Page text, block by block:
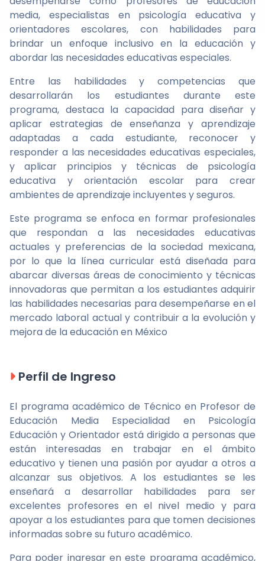
media, especialistas en psicología educativa y
orientadores escolares, con habilidades para
brindar un enfoque inclusivo en la educación y
abordar las necesidades educativas especiales.
Entre las habilidades y competencias que
desarrollarán los estudiantes durante este
programa, destaca la capacidad para diseñar y
aplicar estrategias de enseñanza y aprendizaje
adaptadas a cada estudiante, reconocer y
responder a las necesidades educativas especiales,
y aplicar principios y técnicas de psicología
educativa y orientación escolar para crear
ambientes de aprendizaje incluyentes y seguros.
Este programa se enfoca en formar profesionales
que respondan a las necesidades educativas
actuales y preferencias de la sociedad mexicana,
por lo que la línea curricular está diseñada para
abarcar diversas áreas de conocimiento y técnicas
innovadoras que permitan a los estudiantes adquirir
las habilidades necesarias para desempeñarse en el
mercado laboral actual y contribuir a la evolución y
mejora de la educación en México
Perfil de Ingreso
El programa académico de Técnico en Profesor de
Educación Media Especialidad en Psicología
Educación y Orientador está dirigido a personas que
están interesadas en trabajar en el ámbito
educativo y tienen una pasión por ayudar a otros a
alcanzar sus objetivos. A los estudiantes se les
enseñará a desarrollar habilidades para ser
excelentes profesores en el nivel medio y para
apoyar a los estudiantes para que tomen decisiones
informadas sobre su futuro académico.
Para poder ingresar en este programa académico,